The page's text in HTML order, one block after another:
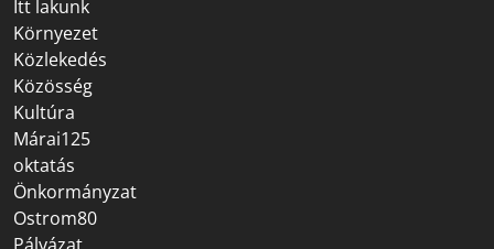
Itt lakunk
Környezet
Közlekedés
Közösség
Kultúra
Márai125
oktatás
Önkormányzat
Ostrom80